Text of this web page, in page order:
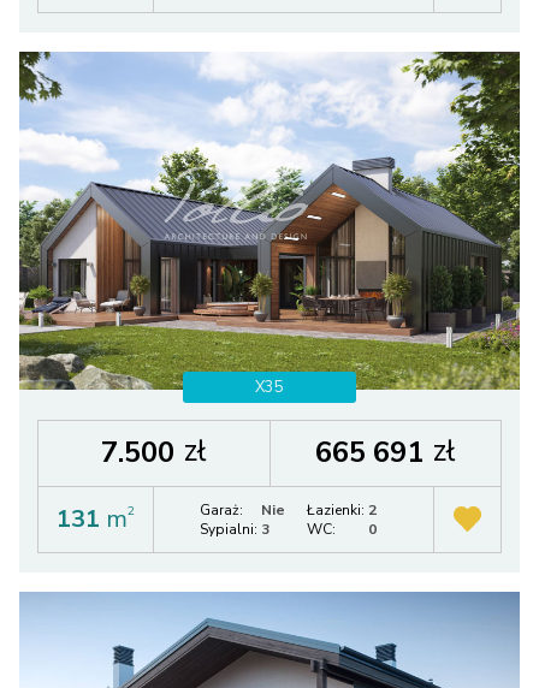
X35
7.500 zł 665 691 zł
131 m2 Garaż:
Nie
Sypialni: 3
Łazienki: 2
WC:
0